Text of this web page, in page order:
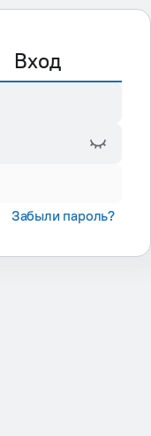
Вход
Забыли пароль?